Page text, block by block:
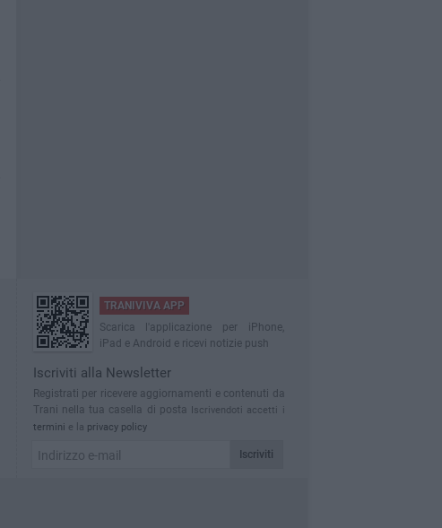
TRANIVIVA APP
Scarica l'applicazione per iPhone,
iPad e Android e ricevi notizie push
Iscriviti alla Newsletter
Registrati per ricevere aggiornamenti e contenuti da
Trani nella tua casella di posta Iscrivendoti accetti i
termini e la privacy policy
Iscriviti